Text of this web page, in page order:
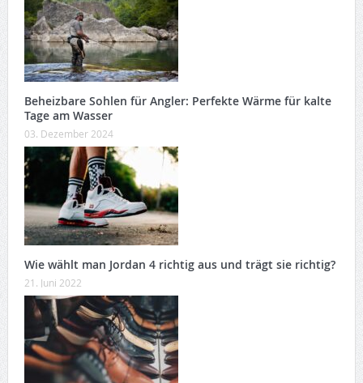
Beheizbare Sohlen für Angler: Perfekte Wärme für kalte
Tage am Wasser
03. Dezember 2024
Wie wählt man Jordan 4 richtig aus und trägt sie richtig?
21. Juni 2022